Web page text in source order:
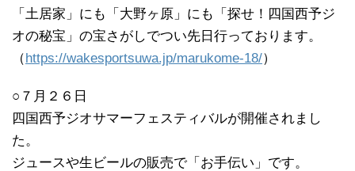
「土居家」にも「大野ヶ原」にも「探せ！四国西予ジ
オの秘宝」の宝さがしでつい先日行っております。
（https://wakesportsuwa.jp/marukome-18/）
○７月２６日
四国西予ジオサマーフェスティバルが開催されまし
た。
ジュースや生ビールの販売で「お手伝い」です。